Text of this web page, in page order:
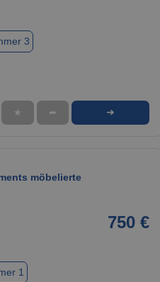
3
★ ➦ ➜
möbelierte
750 €
1